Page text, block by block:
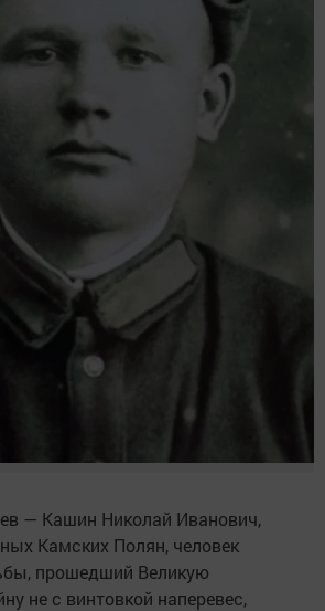
— Кашин Николай Иванович,
Камских Полян, человек
прошедший Великую
не с винтовкой наперевес,